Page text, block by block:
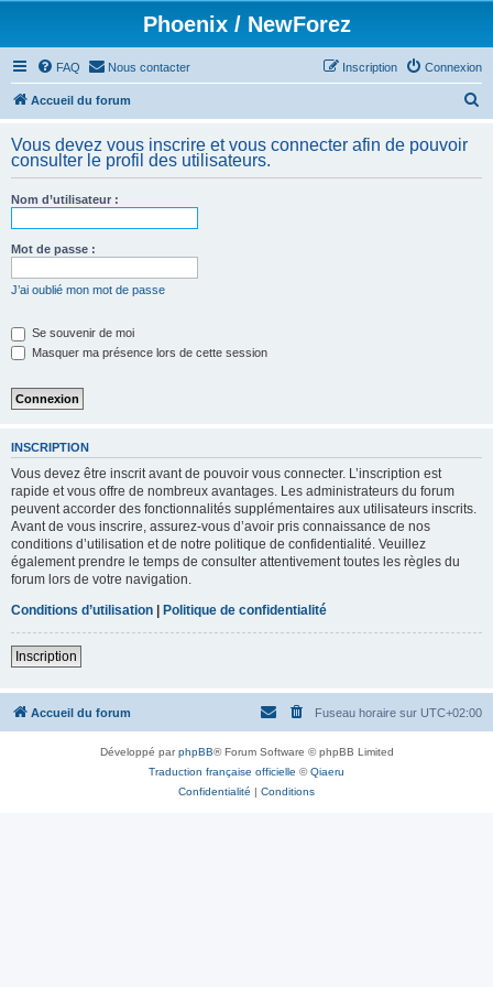
Phoenix / NewForez
FAQ Nous contacter Connexion
Inscription
Accueil du forum
h
Vous devez vous inscrire et vous connecter afin de pouvoir
consulter le profil des utilisateurs.
Nom d’utilisateur :
Mot de passe :
J’ai oublié mon mot de passe
Se souvenir de moi
Masquer ma présence lors de cette session
INSCRIPTION
Vous devez être inscrit avant de pouvoir vous connecter. L’inscription est
rapide et vous offre de nombreux avantages. Les administrateurs du forum
peuvent accorder des fonctionnalités supplémentaires aux utilisateurs inscrits.
Avant de vous inscrire, assurez-vous d’avoir pris connaissance de nos
conditions d’utilisation et de notre politique de confidentialité. Veuillez
également prendre le temps de consulter attentivement toutes les règles du
forum lors de votre navigation.
Conditions d’utilisation | Politique de confidentialité
Inscription
Accueil du forum Fuseau horaire sur UTC+02:00
Développé parphpBB® Forum Software © phpBB Limited
Traduction française officielle ©Qiaeru
Confidentialité | Conditions